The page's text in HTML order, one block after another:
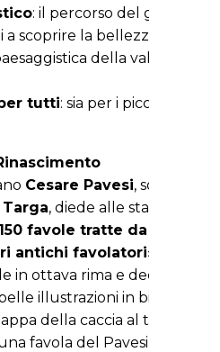
: il percorso del gioco
scoprire la bellezza
della vallata di
tutti: sia per i piccoli, sia
Cesare Pavesi, sotto il
, diede alle stampe
150 favole tratte da
antichi favolatori».
in ottava rima e decorò la
illustrazioni in bianco
della caccia al tesoro
favola del Pavesi, in